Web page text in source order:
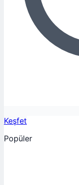
Keşfet
Popüler